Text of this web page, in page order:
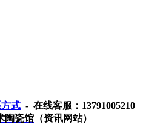
式 - 在线客服：13791005210
陶瓷馆 （资讯网站）